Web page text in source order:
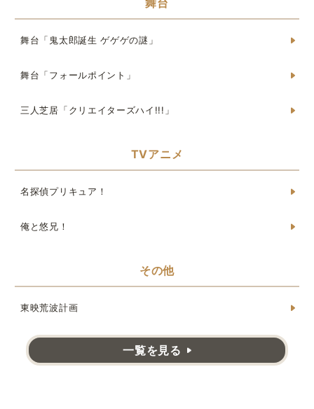
舞台
舞台「鬼太郎誕生 ゲゲゲの謎」
舞台「フォールポイント」
三人芝居「クリエイターズハイ!!!」
TVアニメ
名探偵プリキュア！
俺と悠兄！
その他
東映荒波計画
一覧を見る